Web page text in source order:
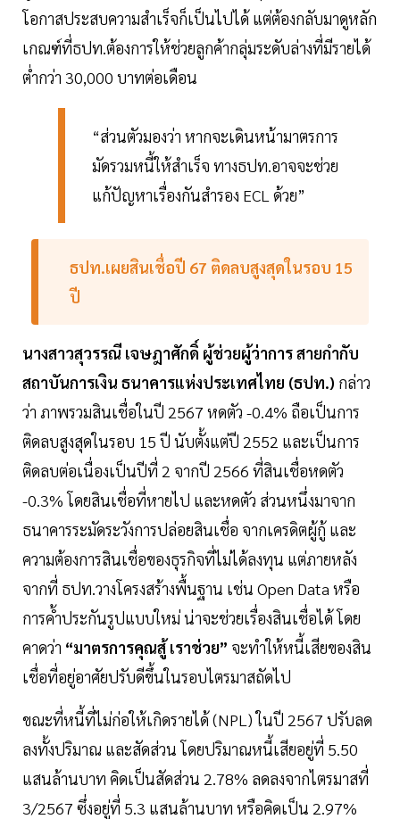
โอกาสประสบความสำเร็จก็เป็นไปได้ แต่ต้องกลับมาดูหลัก
เกณฑ์ที่ธปท.ต้องการให้ช่วยลูกค้ากลุ่มระดับล่างที่มีรายได้
ต่ำกว่า 30,000 บาทต่อเดือน
“ส่วนตัวมองว่า หากจะเดินหน้ามาตรการ
มัดรวมหนี้ให้สำเร็จ ทางธปท.อาจจะช่วย
แก้ปัญหาเรื่องกันสำรอง ECL ด้วย”
ธปท.เผยสินเชื่อปี 67 ติดลบสูงสุดในรอบ 15
ปี
นางสาวสุวรรณี เจษฎาศักดิ์ ผู้ช่วยผู้ว่าการ สายกำกับ
สถาบันการเงิน ธนาคารแห่งประเทศไทย (ธปท.) กล่าว
ว่า ภาพรวมสินเชื่อในปี 2567 หดตัว -0.4% ถือเป็นการ
ติดลบสูงสุดในรอบ 15 ปี นับตั้งแต่ปี 2552 และเป็นการ
ติดลบต่อเนื่องเป็นปีที่ 2 จากปี 2566 ที่สินเชื่อหดตัว
-0.3% โดยสินเชื่อที่หายไป และหดตัว ส่วนหนึ่งมาจาก
ธนาคารระมัดระวังการปล่อยสินเชื่อ จากเครดิตผู้กู้ และ
ความต้องการสินเชื่อของธุรกิจที่ไม่ได้ลงทุน แต่ภายหลัง
จากที่ ธปท.วางโครงสร้างพื้นฐาน เช่น Open Data หรือ
การค้ำประกันรูปแบบใหม่ น่าจะช่วยเรื่องสินเชื่อได้ โดย
คาดว่า “มาตรการคุณสู้ เราช่วย” จะทำให้หนี้เสียของสิน
เชื่อที่อยู่อาศัยปรับดีขึ้นในรอบไตรมาสถัดไป
ขณะที่หนี้ที่ไม่ก่อให้เกิดรายได้ (NPL) ในปี 2567 ปรับลด
ลงทั้งปริมาณ และสัดส่วน โดยปริมาณหนี้เสียอยู่ที่ 5.50
แสนล้านบาท คิดเป็นสัดส่วน 2.78% ลดลงจากไตรมาสที่
3/2567 ซึ่งอยู่ที่ 5.3 แสนล้านบาท หรือคิดเป็น 2.97%